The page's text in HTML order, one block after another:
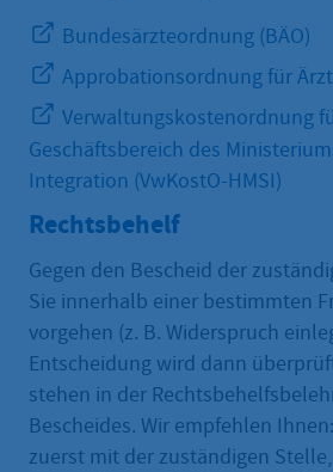
Bundesärzteordnung (BÄO)
Approbationsordnung für
Verwaltungskostenordnung
Geschäftsbereich des
Integration (VwKostO-HMSI)
Rechtsbehelf
Gegen den Bescheid der
Sie innerhalb einer bestimmten
vorgehen (z. B. Widerspruch
Entscheidung wird dann
stehen in der
Bescheides. Wir empfehlen
zuerst mit der zuständigen